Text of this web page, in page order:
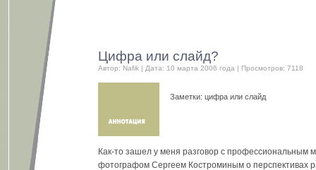
Цифра или слайд?
Автор: Nafik | Дата: 10 марта 2006 года | Просмотров: 7118
Заметки: цифра или слайд
Как-то зашел у меня разговор с профессиональным
фотографом Сергеем Костроминым о перспективах